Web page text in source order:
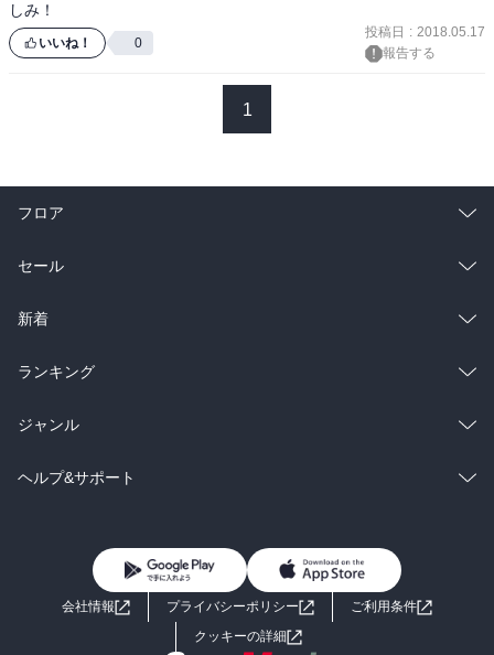
しみ！
いいね！ 0
投稿日 : 2018.05.17
報告する
1
フロア
総合
ラノベ
雑誌・グラビア
BL・TL
セール
総合
ラノベ
雑誌・グラビア
BL・TL
新着
総合
ラノベ
雑誌・グラビア
ランキング
総合
ラノベ
ジャンル
コミック
ライトノベル 男子向けラノベ
小説
ヘルプ&サポート
よくあるご質問 お問い合わせ
会社情報 プライバシーポリシー
ご利用条件
クッキーの詳細